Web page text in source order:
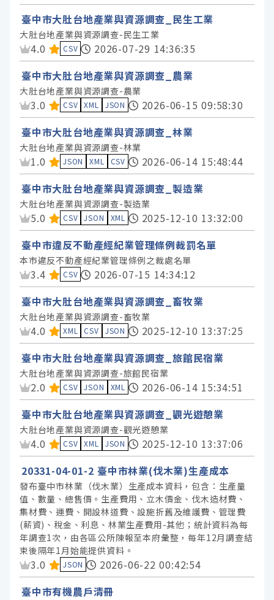
臺中市政府財政局 (1)
服務分類
格式
標籤
授權
臺中市大肚台地產業與資源調查_民生工業
大肚台地產業與資源調查-民生工業
資料集評分：
4.0 CSV
2026-07-29 14:36:35
臺中市大肚台地產業與資源調查_農業
大肚台地產業與資源調查-農業
資料集評分：
3.0 CSV XML JSON
2026-06-15 09:58:30
臺中市大肚台地產業與資源調查_林業
大肚台地產業與資源調查-林業
資料集評分：
1.0 JSON XML CSV
2026-06-14 15:48:44
臺中市大肚台地產業與資源調查_製造業
大肚台地產業與資源調查-製造業
資料集評分：
5.0 CSV JSON XML
2025-12-10 13:32:00
臺中市違反不動產經紀業管理條例裁罰名單
本市違反不動產經紀業管理條例之裁處名單
資料集評分：
3.4 CSV
2026-07-15 14:34:12
臺中市大肚台地產業與資源調查_畜牧業
大肚台地產業與資源調查-畜牧業
資料集評分：
4.0 XML CSV JSON
2025-12-10 13:37:25
臺中市大肚台地產業與資源調查_旅館民宿業
大肚台地產業與資源調查-旅館民宿業
資料集評分：
2.0 CSV JSON XML
2026-06-14 15:34:51
臺中市大肚台地產業與資源調查_觀光遊憩業
大肚台地產業與資源調查-觀光遊憩業
資料集評分：
4.0 CSV XML JSON
2025-12-10 13:37:06
20331-04-01-2 臺中市林業(伐木業)生產成本
發布臺中市林業（伐木業）生產成本資料，包含：生產量
值、數量、總售價。生產費用、立木價金、伐木造材費、
集材費、運費、開設林道費、設施折舊及維護費、管理費
(薪資)、稅金、利息、林業生產費用-其他；統計資料為每
年調查1次，由各區公所陳報至本府彙整，每年12月調查結
束後隔年1月始能提供資料。
資料集評分：
3.0 JSON
2026-06-22 00:42:54
臺中市有機農戶清冊